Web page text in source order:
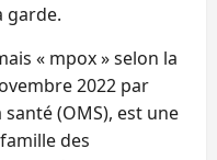
garde.
« mpox » selon la
2022 par
(OMS), est une
des